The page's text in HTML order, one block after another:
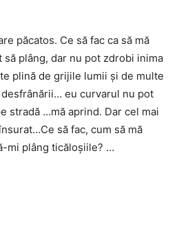
păcatos. Ce să fac ca să mă
să plâng, dar nu pot zdrobi inima
plină de grijile lumii şi de multe
desfrânării… eu curvarul nu pot
stradă …mă aprind. Dar cel mai
să fac, cum să mă
mi plâng ticăloşiile? …